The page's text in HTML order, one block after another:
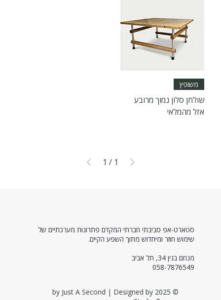
משופץ
שולחן סלון נמוך מרובע
אזל מהמלאי
1
/
1
סטארט-אפ סביבתי חברתי המקדם פתרונות מערכתיים של
שימוש חוזר ומיחדוש מתוך השפע הקיים.
מנחם בגין 34, תל אביב
058-7876549
© 2025 by Just A Second | Designed by